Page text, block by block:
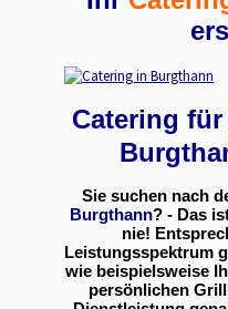
Catering
Sie suchen nach
Burgthann? - Das
nie!
Leistungsspektrum
wie beispielsweise
persönlichen